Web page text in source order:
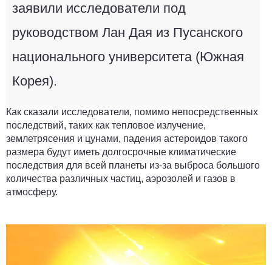
заявили исследователи под
руководством Лан Дая из Пусанского
национального университета (Южная
Корея).
Как сказали исследователи, помимо непосредственных
последствий, таких как тепловое излучение,
землетрясения и цунами, падения астероидов такого
размера будут иметь долгосрочные климатические
последствия для всей планеты из-за выброса большого
количества различных частиц, аэрозолей и газов в
атмосферу.